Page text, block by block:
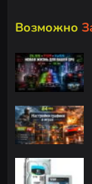
Возможно